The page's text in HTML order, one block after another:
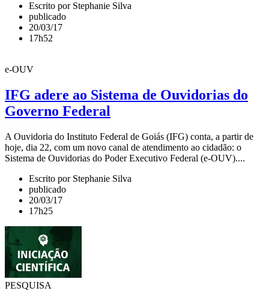
Escrito por Stephanie Silva
publicado
20/03/17
17h52
e-OUV
IFG adere ao Sistema de Ouvidorias do
Governo Federal
A Ouvidoria do Instituto Federal de Goiás (IFG) conta, a partir de
hoje, dia 22, com um novo canal de atendimento ao cidadão: o
Sistema de Ouvidorias do Poder Executivo Federal (e-OUV)....
Escrito por Stephanie Silva
publicado
20/03/17
17h25
PESQUISA